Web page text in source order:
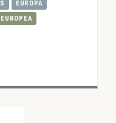
EUROPA